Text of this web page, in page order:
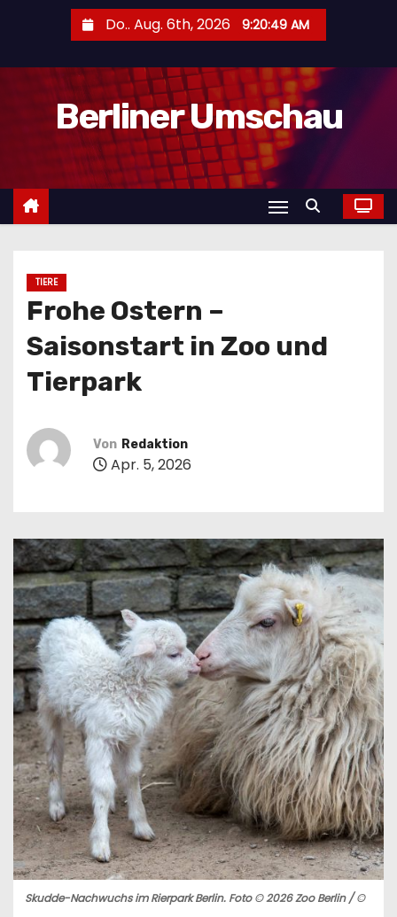
l
Do.. Aug. 6th, 2026 9:20:51 AM
Berliner Umschau
TIERE
Frohe Ostern –
Saisonstart in Zoo und
Tierpark
Von Redaktion
Apr. 5, 2026
Skudde-Nachwuchs im Rierpark Berlin. Foto © 2026 Zoo Berlin / ©